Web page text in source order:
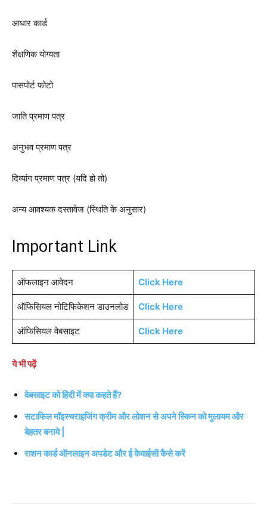
आधार कार्ड
शैक्षणिक योग्यता
पासपोर्ट फोटो
जाति प्रमाण पत्र
अनुभव प्रमाण पत्र
दिव्यांग प्रमाण पत्र (यदि हो तो)
अन्य आवश्यक दस्तावेज (स्थिति के अनुसार)
Important Link
ऑफलाइन आवेदन Click Here
ऑफिसियल नोटिफिकेशन डाउनलोड Click Here
ऑफिसियल वेबसाइट Click Here
ये भी पढ़ें
वेबसाइट को हिंदी में क्या कहते हैं?
सटाफिल मॉइस्चराइजिंग क्रीम और लोशन से अपने स्किन को मुलायम और
बेहतर बनाये |
राशन कार्ड ऑनलाइन अपडेट और ई केवाईसी कैसे करें